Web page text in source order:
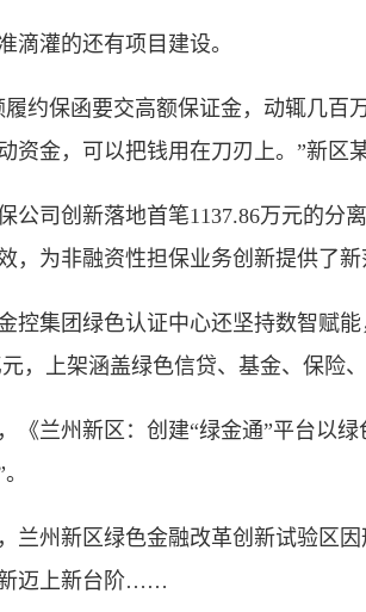
灌的还有项目建设。
保函要交高额保证金，动辄几百
资金，可以把钱用在刀刃上。”新区
司创新落地首笔1137.86万元的分
，为非融资性担保业务创新提供了新
集团绿色认证中心还坚持数智赋能
，上架涵盖绿色信贷、基金、保险
兰州新区：创建“绿金通”平台以绿
州新区绿色金融改革创新试验区因
迈上新台阶……